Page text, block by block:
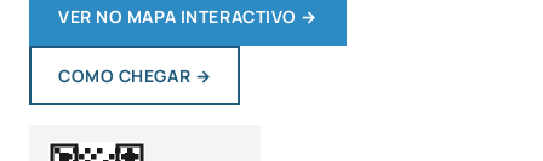
VER NO MAPA INTERACTIVO →
COMO CHEGAR →